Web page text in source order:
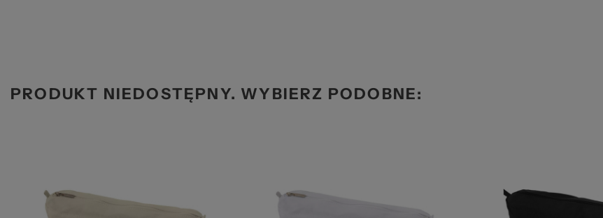
PRODUKT NIEDOSTĘPNY. WYBIERZ PODOBNE: